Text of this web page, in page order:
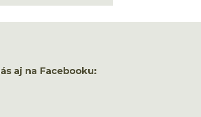
aj na Facebooku: